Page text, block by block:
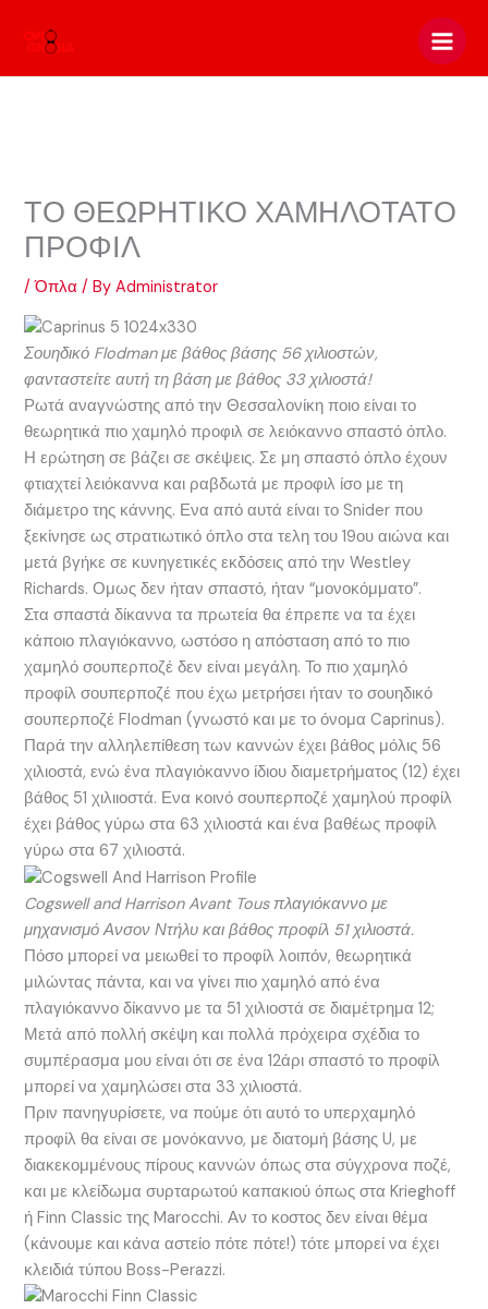
ΤΟ ΘΕΩΡΗΤΙΚΟ ΧΑΜΗΛΟΤΑΤΟ
ΠΡΟΦΙΛ
/Όπλα / ByAdministrator
Σουηδικό Flodman με βάθος βάσης 56 χιλιοστών,
φανταστείτε αυτή τη βάση με βάθος 33 χιλιοστά!
Ρωτά αναγνώστης από την Θεσσαλονίκη ποιο είναι το
θεωρητικά πιο χαμηλό προφιλ σε λειόκαννο σπαστό όπλο.
Η ερώτηση σε βάζει σε σκέψεις. Σε μη σπαστό όπλο έχουν
φτιαχτεί λειόκαννα και ραβδωτά με προφιλ ίσο με τη
διάμετρο της κάννης. Ενα από αυτά είναι το Snider που
ξεκίνησε ως στρατιωτικό όπλο στα τελη του 19ου αιώνα και
μετά βγήκε σε κυνηγετικές εκδόσεις από την Westley
Richards. Ομως δεν ήταν σπαστό, ήταν “μονοκόμματο”.
Στα σπαστά δίκαννα τα πρωτεία θα έπρεπε να τα έχει
κάποιο πλαγιόκαννο, ωστόσο η απόσταση από το πιο
χαμηλό σουπερποζέ δεν είναι μεγάλη. Το πιο χαμηλό
προφίλ σουπερποζέ που έχω μετρήσει ήταν το σουηδικό
σουπερποζέ Flodman (γνωστό και με το όνομα Caprinus).
Παρά την αλληλεπίθεση των καννών έχει βάθος μόλις 56
χιλιοστά, ενώ ένα πλαγιόκαννο ίδιου διαμετρήματος (12) έχει
βάθος 51 χιλιιοστά. Ενα κοινό σουπερποζέ χαμηλού προφίλ
έχει βάθος γύρω στα 63 χιλιοστά και ένα βαθέως προφίλ
γύρω στα 67 χιλιοστά.
Cogswell and Harrison Avant Tous πλαγιόκαννο με
μηχανισμό Ανσον Ντήλυ και βάθος προφίλ 51 χιλιοστά.
Πόσο μπορεί να μειωθεί το προφίλ λοιπόν, θεωρητικά
μιλώντας πάντα, και να γίνει πιο χαμηλό από ένα
πλαγιόκαννο δίκαννο με τα 51 χιλιοστά σε διαμέτρημα 12;
Μετά από πολλή σκέψη και πολλά πρόχειρα σχέδια το
συμπέρασμα μου είναι ότι σε ένα 12άρι σπαστό το προφίλ
μπορεί να χαμηλώσει στα 33 χιλιοστά.
Πριν πανηγυρίσετε, να πούμε ότι αυτό το υπερχαμηλό
προφίλ θα είναι σε μονόκαννο, με διατομή βάσης U, με
διακεκομμένους πίρους καννών όπως στα σύγχρονα ποζέ,
και με κλείδωμα συρταρωτού καπακιού όπως στα Krieghoff
ή Finn Classic της Marocchi. Αν το κοστος δεν είναι θέμα
(κάνουμε και κάνα αστείο πότε πότε!) τότε μπορεί να έχει
κλειδιά τύπου Boss-Perazzi.